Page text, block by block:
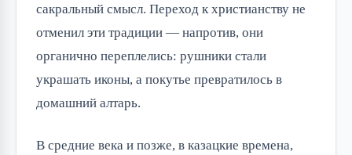
сакральный смысл. Переход к христианству не
отменил эти традиции — напротив, они
органично переплелись: рушники стали
украшать иконы, а покутье превратилось в
домашний алтарь.
В средние века и позже, в казацкие времена,